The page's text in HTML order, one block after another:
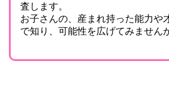
査します。
お子さんの、産まれ持った能力や
で知り、可能性を広げてみません